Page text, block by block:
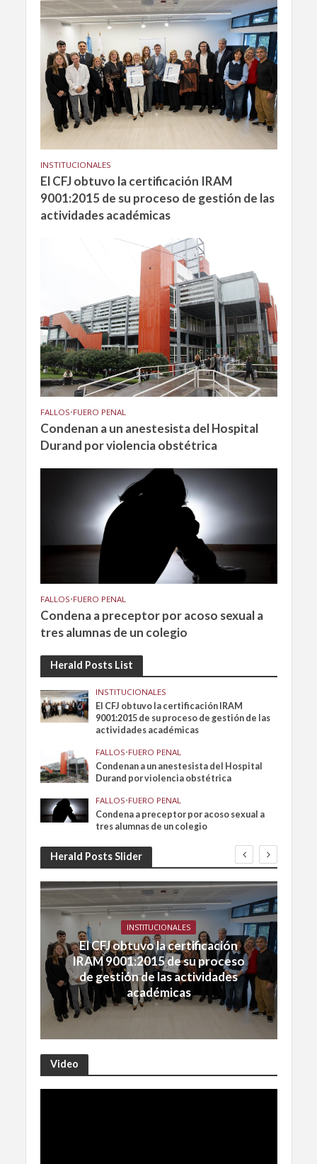
INSTITUCIONALES
El CFJ obtuvo la certificación IRAM
9001:2015 de su proceso de gestión de las
actividades académicas
FALLOS•FUERO PENAL
Condenan a un anestesista del Hospital
Durand por violencia obstétrica
FALLOS•FUERO PENAL
Condena a preceptor por acoso sexual a
tres alumnas de un colegio
Herald Posts List
INSTITUCIONALES
El CFJ obtuvo la certificación IRAM
9001:2015 de su proceso de gestión de las
actividades académicas
FALLOS•FUERO PENAL
Condenan a un anestesista del Hospital
Durand por violencia obstétrica
FALLOS•FUERO PENAL
Condena a preceptor por acoso sexual a
tres alumnas de un colegio
Herald Posts Slider
INSTITUCIONALES
El CFJ obtuvo la certificación
IRAM 9001:2015 de su proceso
de gestión de las actividades
académicas
Video